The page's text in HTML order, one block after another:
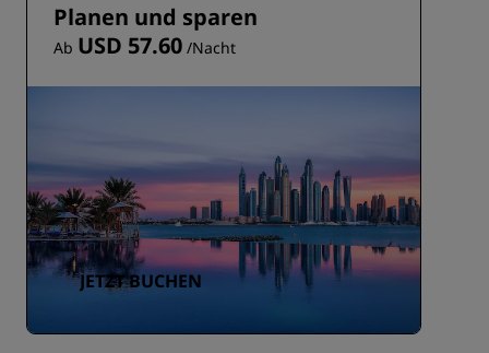
Planen und sparen
Ab USD 57.60 /Nacht
JETZT BUCHEN